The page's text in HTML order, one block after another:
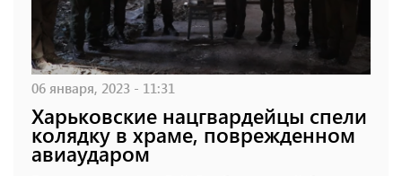
06 января, 2023 - 11:31
Харьковские нацгвардейцы спели
колядку в храме, поврежденном
авиаударом